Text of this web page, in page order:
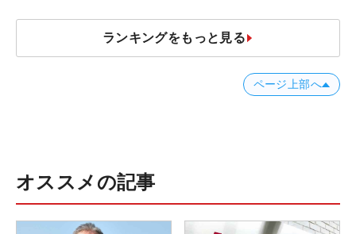
ランキングをもっと見る
ページ上部へ
オススメの記事